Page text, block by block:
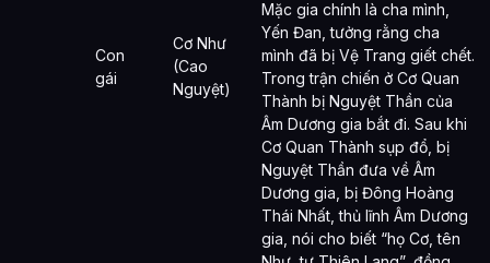
Con
gái
Cơ Như
(Cao
Nguyệt)
Mặc gia chính là cha mình,
Yến Đan, tưởng rằng cha
mình đã bị Vệ Trang giết chết.
Trong trận chiến ở Cơ Quan
Thành bị Nguyệt Thần của
Âm Dương gia bắt đi. Sau khi
Cơ Quan Thành sụp đổ, bị
Nguyệt Thần đưa về Âm
Dương gia, bị Đông Hoàng
Thái Nhất, thủ lĩnh Âm Dương
gia, nói cho biết “họ Cơ, tên